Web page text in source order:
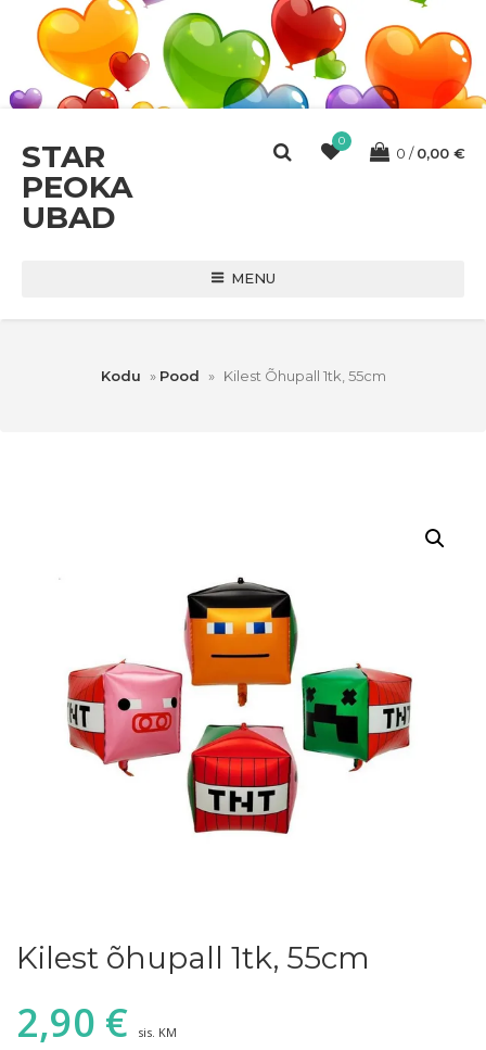
STAR
PEOKA
UBAD
0
0 0,00 €
MENU
Kodu » Pood » Kilest Õhupall 1tk, 55cm
Kilest õhupall 1tk, 55cm
2,90 € sis. KM